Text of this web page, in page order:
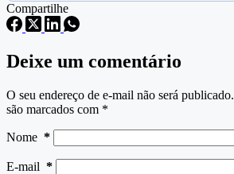
Compartilhe
Deixe um comentário
O seu endereço de e-mail não será publicado.
são marcados com *
Nome *
E-mail *